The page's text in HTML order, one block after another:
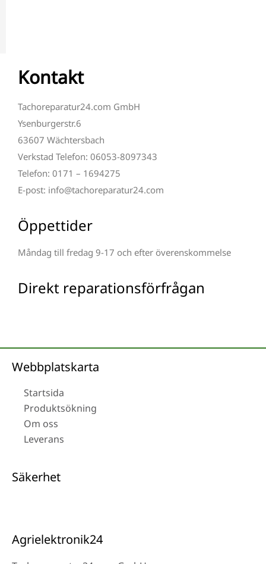
Kontakt
Tachoreparatur24.com GmbH
Ysenburgerstr.6
63607 Wächtersbach
Verkstad Telefon: 06053-8097343
Telefon: 0171 – 1694275
E-post: info@tachoreparatur24.com
Öppettider
Måndag till fredag 9-17 och efter överenskommelse
Direkt reparationsförfrågan
Webbplatskarta
Startsida
Produktsökning
Om oss
Leverans
Säkerhet
Agrielektronik24